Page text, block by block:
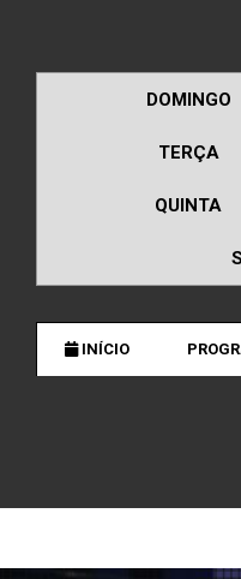
DOMINGO
TERÇA
QUINTA
INÍCIO